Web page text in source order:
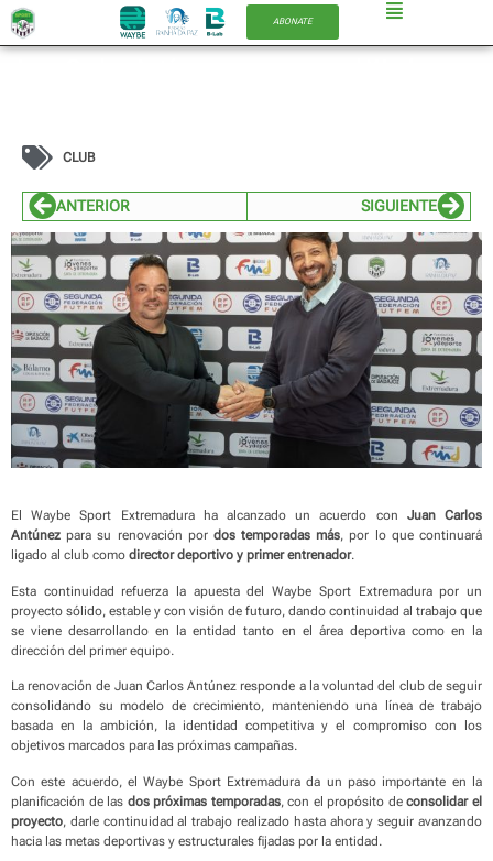
ABONATE
CLUB
ANTERIOR SIGUIENTE
El Waybe Sport Extremadura ha alcanzado un acuerdo con Juan Carlos
Antúnez para su renovación por dos temporadas más, por lo que continuará
ligado al club como director deportivo y primer entrenador.
Esta continuidad refuerza la apuesta del Waybe Sport Extremadura por un
proyecto sólido, estable y con visión de futuro, dando continuidad al trabajo que
se viene desarrollando en la entidad tanto en el área deportiva como en la
dirección del primer equipo.
La renovación de Juan Carlos Antúnez responde a la voluntad del club de seguir
consolidando su modelo de crecimiento, manteniendo una línea de trabajo
basada en la ambición, la identidad competitiva y el compromiso con los
objetivos marcados para las próximas campañas.
Con este acuerdo, el Waybe Sport Extremadura da un paso importante en la
planificación de las dos próximas temporadas, con el propósito deconsolidar el
proyecto, darle continuidad al trabajo realizado hasta ahora y seguir avanzando
hacia las metas deportivas y estructurales fijadas por la entidad.